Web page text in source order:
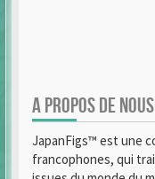
A PROPOS DE NOUS
JapanFigs™ est une
francophones, qui